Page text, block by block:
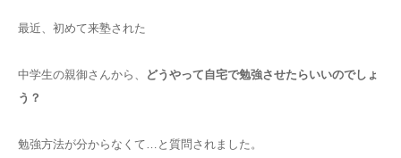
最近、初めて来塾された
中学生の親御さんから、
どうやって自宅で勉強させたらいいのでしょ
う？
勉強方法が分からなくて…と質問されました。